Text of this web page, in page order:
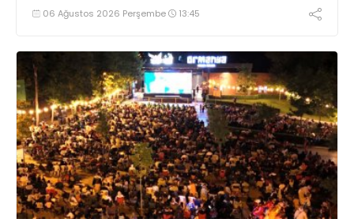
06 Ağustos 2026 Perşembe 13:45